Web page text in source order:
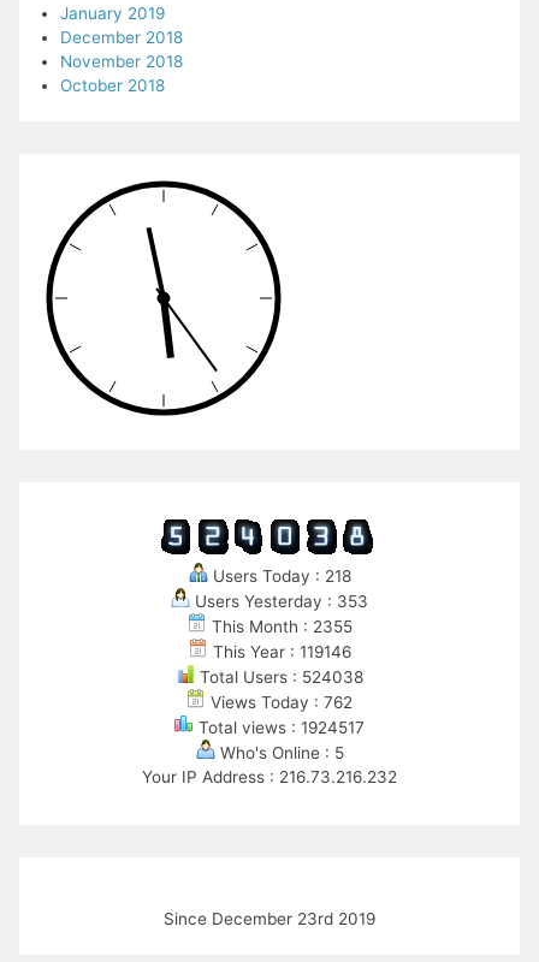
January 2019
December 2018
November 2018
October 2018
Users Today : 218
Users Yesterday : 353
This Month : 2355
This Year : 119146
Total Users : 524038
Views Today : 762
Total views : 1924517
Who's Online : 5
Your IP Address : 216.73.216.232
Since December 23rd 2019